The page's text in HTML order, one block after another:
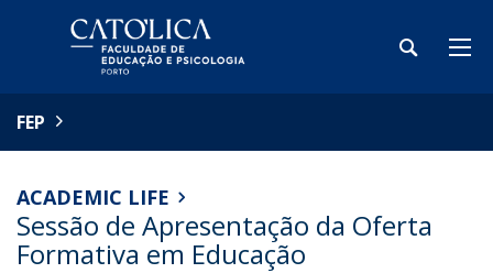
FEP
ACADEMIC LIFE
Sessão de Apresentação da Oferta
Formativa em Educação